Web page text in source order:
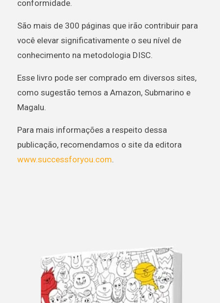
conformidade.
São mais de 300 páginas que irão contribuir para
você elevar significativamente o seu nível de
conhecimento na metodologia DISC.
Esse livro pode ser comprado em diversos sites,
como sugestão temos a Amazon, Submarino e
Magalu.
Para mais informações a respeito dessa
publicação, recomendamos o site da editora
www.successforyou.com.